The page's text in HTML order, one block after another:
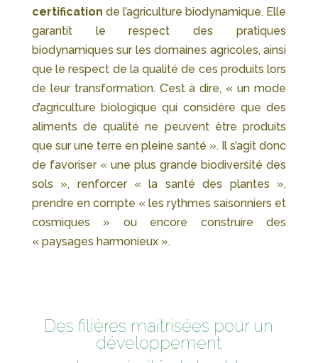
certification de l’agriculture biodynamique. Elle
garantit le respect des pratiques
biodynamiques sur les domaines agricoles, ainsi
que le respect de la qualité de ces produits lors
de leur transformation. C’est à dire, « un mode
d’agriculture biologique qui considère que des
aliments de qualité ne peuvent être produits
que sur une terre en pleine santé ». Il s’agit donc
de favoriser « une plus grande biodiversité des
sols », renforcer « la santé des plantes »,
prendre en compte « les rythmes saisonniers et
cosmiques » ou encore construire des
« paysages harmonieux ».
Des filières maitrisées pour un
développement